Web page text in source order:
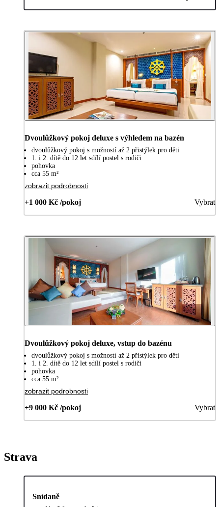
Dvoulůžkový pokoj deluxe s výhledem na bazén
dvoulůžkový pokoj s možností až 2 přistýlek pro děti
1. i 2. dítě do 12 let sdílí postel s rodiči
pohovka
cca 55 m²
zobrazit podrobnosti
+1 000 Kč /pokoj Vybrat
Dvoulůžkový pokoj deluxe, vstup do bazénu
dvoulůžkový pokoj s možností až 2 přistýlek pro děti
1. i 2. dítě do 12 let sdílí postel s rodiči
pohovka
cca 55 m²
zobrazit podrobnosti
+9 000 Kč /pokoj Vybrat
Strava
Snídaně